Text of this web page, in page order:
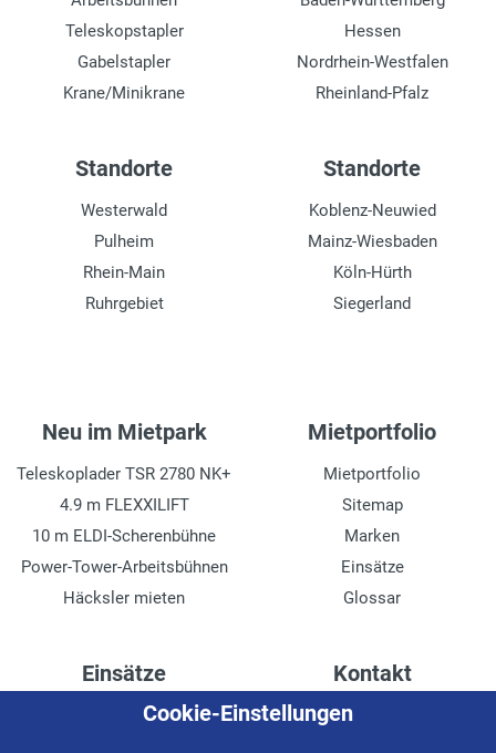
Teleskopstapler
Gabelstapler
Krane/Minikrane
Hessen
Nordrhein-Westfalen
Rheinland-Pfalz
Standorte
Westerwald
Pulheim
Rhein-Main
Ruhrgebiet
Standorte
Koblenz-Neuwied
Mainz-Wiesbaden
Köln-Hürth
Siegerland
Neu im Mietpark
Teleskoplader TSR 2780 NK+
4.9 m FLEXXILIFT
10 m ELDI-Scherenbühne
Power-Tower-Arbeitsbühnen
Häcksler mieten
Mietportfolio
Mietportfolio
Sitemap
Marken
Einsätze
Glossar
Einsätze
Höhenzugang für
Kontakt
Kontaktformular
Cookie-Einstellungen